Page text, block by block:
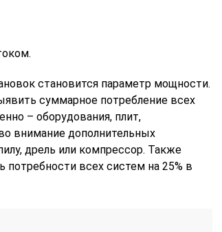
становится параметр мощности.
суммарное потребление всех
– оборудования, плит,
внимание дополнительных
дрель или компрессор. Также
всех систем на 25% в